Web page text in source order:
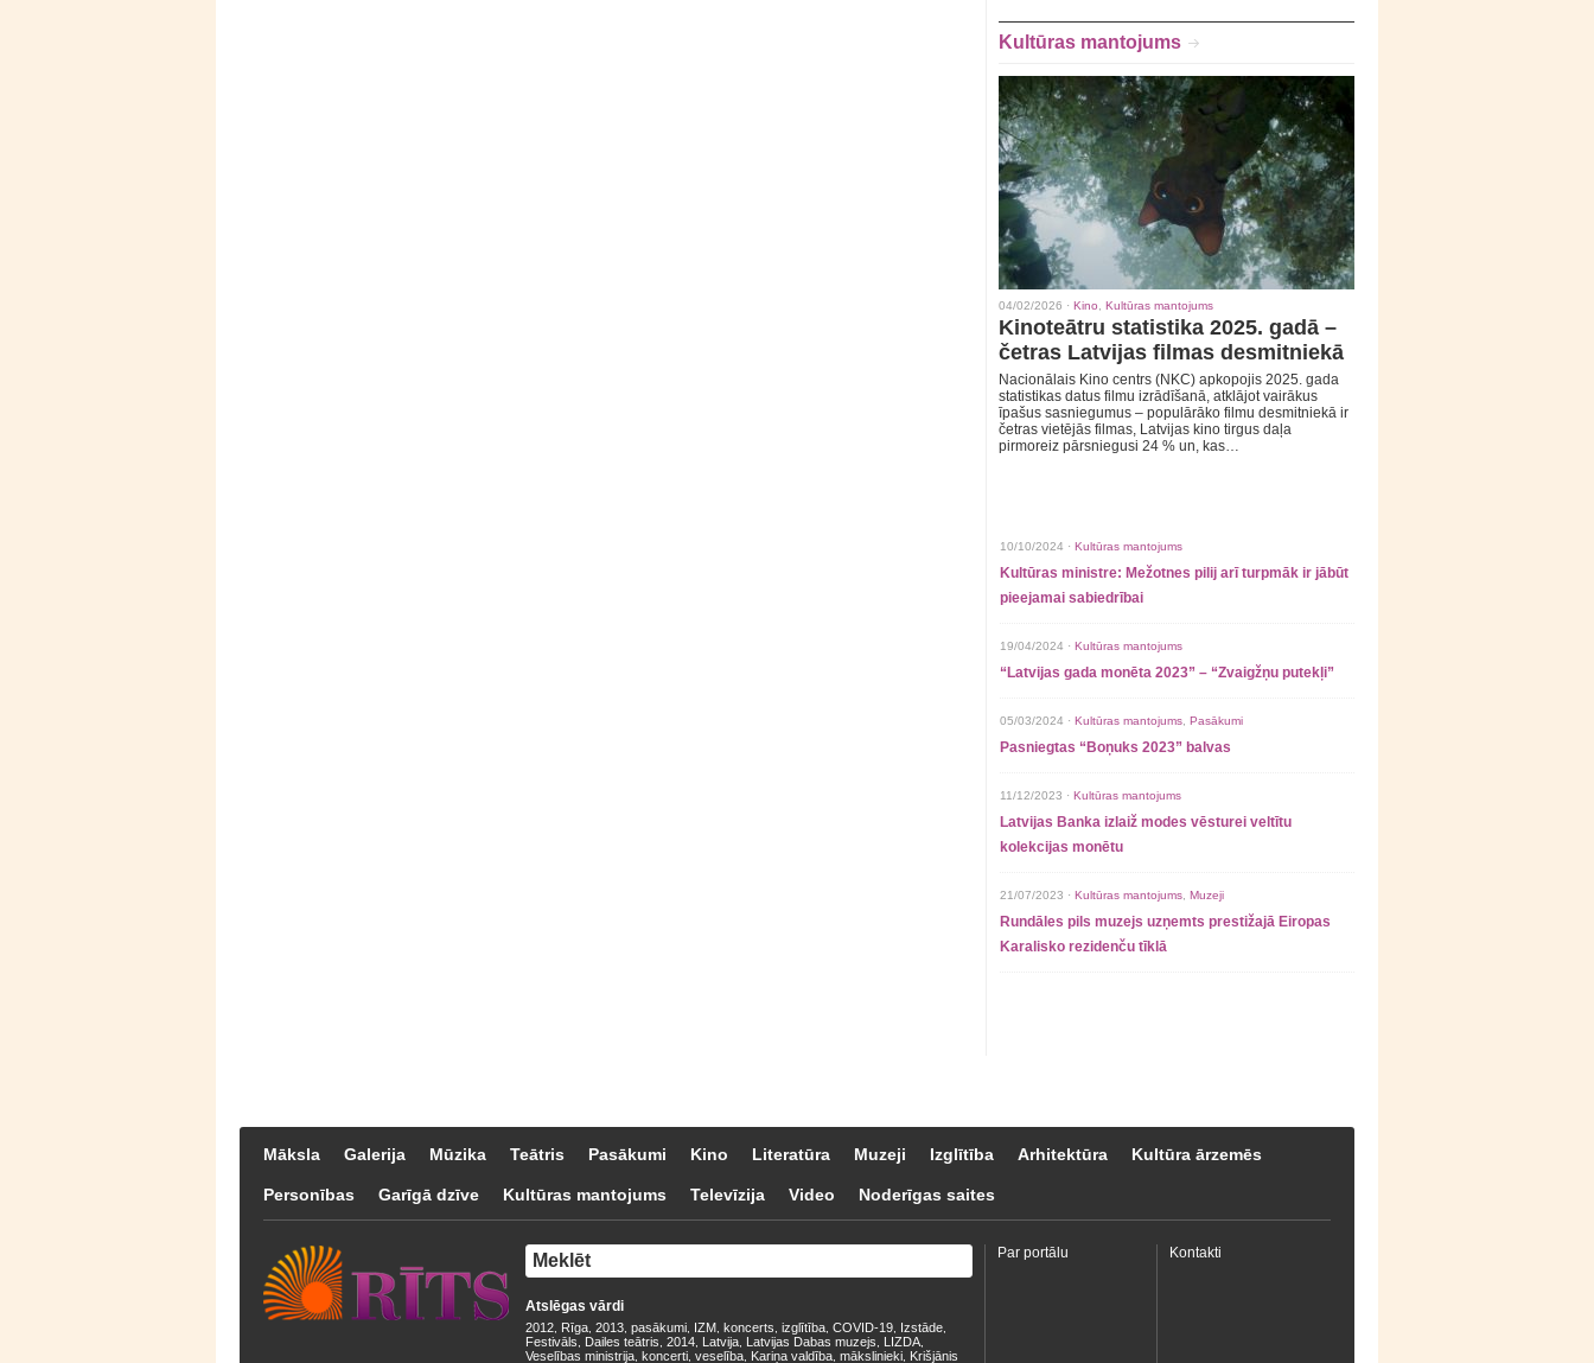
Kultūras mantojums
04/02/2026 · Kino Kultūras mantojums
Kinoteātru statistika 2025. gadā –
četras Latvijas filmas desmitniekā
Nacionālais Kino centrs (NKC) apkopojis 2025. gada
statistikas datus filmu izrādīšanā, atklājot vairākus
īpašus sasniegumus – populārāko filmu desmitniekā ir
četras vietējās filmas, Latvijas kino tirgus daļa
pirmoreiz pārsniegusi 24 % un, kas…
10/10/2024 · Kultūras mantojums
Kultūras ministre: Mežotnes pilij arī turpmāk ir jābūt
pieejamai sabiedrībai
19/04/2024 · Kultūras mantojums
“Latvijas gada monēta 2023” – “Zvaigžņu putekļi”
05/03/2024 · Kultūras mantojums Pasākumi
Pasniegtas “Boņuks 2023” balvas
11/12/2023 · Kultūras mantojums
Latvijas Banka izlaiž modes vēsturei veltītu
kolekcijas monētu
21/07/2023 · Kultūras mantojums Muzeji
Rundāles pils muzejs uzņemts prestižajā Eiropas
Karalisko rezidenču tīklā
Māksla Galerija Mūzika Teātris Pasākumi Kino Literatūra Muzeji Izglītība Arhitektūra Kultūra ārzemēs
Personības Garīgā dzīve Kultūras mantojums Televīzija Video Noderīgas saites
Atslēgas vārdi
2012 Rīga 2013 pasākumi IZM koncerts izglītība COVID-19 Izstāde
Festivāls Dailes teātris 2014 Latvija Latvijas Dabas muzejs LIZDA
Veselības ministrija koncerti veselība Kariņa valdība mākslinieki Krišjānis
Par portālu Kontakti